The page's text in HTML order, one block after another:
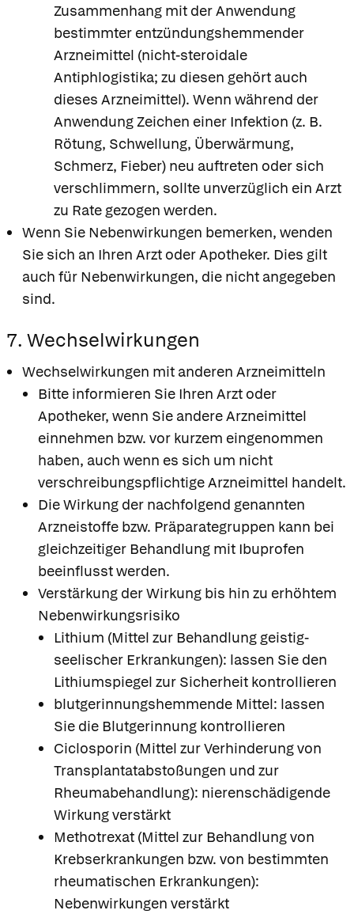
Zusammenhang mit der Anwendung
bestimmter entzündungshemmender
Arzneimittel (nicht-steroidale
Antiphlogistika; zu diesen gehört auch
dieses Arzneimittel). Wenn während der
Anwendung Zeichen einer Infektion (z. B.
Rötung, Schwellung, Überwärmung,
Schmerz, Fieber) neu auftreten oder sich
verschlimmern, sollte unverzüglich ein Arzt
zu Rate gezogen werden.
Wenn Sie Nebenwirkungen bemerken, wenden
Sie sich an Ihren Arzt oder Apotheker. Dies gilt
auch für Nebenwirkungen, die nicht angegeben
sind.
7. Wechselwirkungen
Wechselwirkungen mit anderen Arzneimitteln
Bitte informieren Sie Ihren Arzt oder
Apotheker, wenn Sie andere Arzneimittel
einnehmen bzw. vor kurzem eingenommen
haben, auch wenn es sich um nicht
verschreibungspflichtige Arzneimittel handelt.
Die Wirkung der nachfolgend genannten
Arzneistoffe bzw. Präparategruppen kann bei
gleichzeitiger Behandlung mit Ibuprofen
beeinflusst werden.
Verstärkung der Wirkung bis hin zu erhöhtem
Nebenwirkungsrisiko
Lithium (Mittel zur Behandlung geistig-
seelischer Erkrankungen): lassen Sie den
Lithiumspiegel zur Sicherheit kontrollieren
blutgerinnungshemmende Mittel: lassen
Sie die Blutgerinnung kontrollieren
Ciclosporin (Mittel zur Verhinderung von
Transplantatabstoßungen und zur
Rheumabehandlung): nierenschädigende
Wirkung verstärkt
Methotrexat (Mittel zur Behandlung von
Krebserkrankungen bzw. von bestimmten
rheumatischen Erkrankungen):
Nebenwirkungen verstärkt